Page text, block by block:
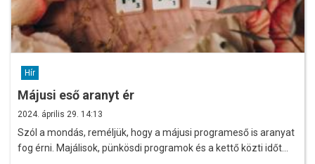
Hír
Májusi eső aranyt ér
2024. április 29. 14:13
Szól a mondás, reméljük, hogy a májusi programeső is aranyat
fog érni. Majálisok, pünkösdi programok és a kettő közti időt…